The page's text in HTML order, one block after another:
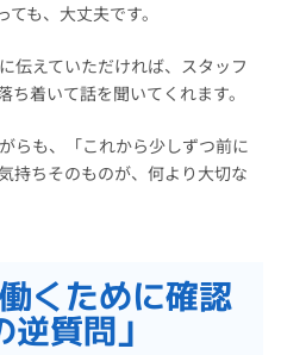
も、大丈夫です。
伝えていただければ、スタッフ
着いて話を聞いてくれます。
らも、「これから少しずつ前に
持ちそのものが、何より大切な
くために確認
質問」